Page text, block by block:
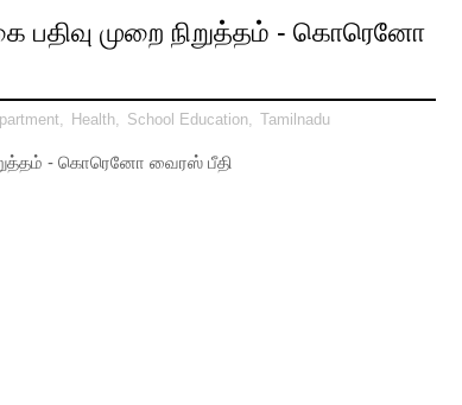
பதிவு முறை நிறுத்தம் - கொரெனோ
, Health, School Education, Tamilnadu
- கொரெனோ வைரஸ் பீதி